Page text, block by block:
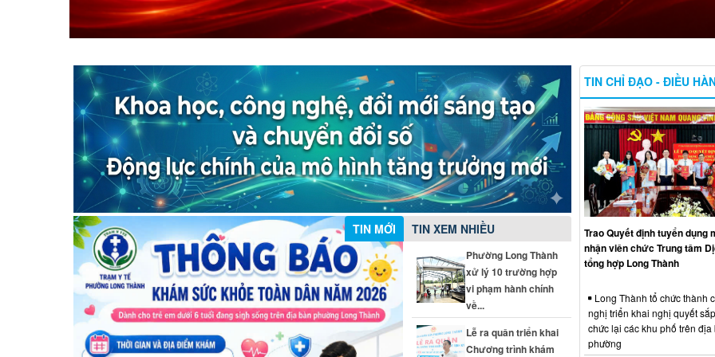
TIN MỚI TIN XEM NHIỀU
Phường Long Thành
xử lý 10 trường hợp
vi phạm hành chính
về...
Lễ ra quân triển khai
Chương trình khám
TIN CHỈ ĐẠO - ĐIỀU
Trao Quyết định tuyển dụng
nhận viên chức Trung tâm
tổng hợp Long Thành
Long Thành tổ chức thành
nghị triển khai nghị quyết
chức lại các khu phố trên địa
phường